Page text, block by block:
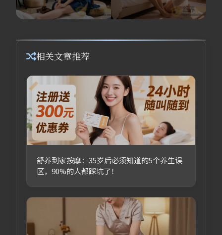
相关文章推荐
舒养到家按摩：35岁后必须知道的5个养生误
区，90%的人都踩坑了！